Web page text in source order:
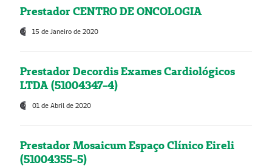
Prestador CENTRO DE ONCOLOGIA
15 de Janeiro de 2020
Prestador Decordis Exames Cardiológicos
LTDA (51004347-4)
01 de Abril de 2020
Prestador Mosaicum Espaço Clínico Eireli
(51004355-5)